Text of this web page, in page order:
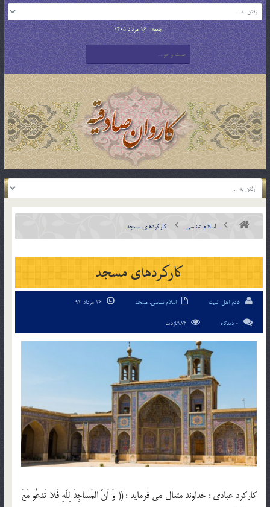
جمعه , 16 مرداد 1405
اسلام شناسی کارکردهای مسجد
کارکردهای مسجد
خادم اهل البیت اسلام شناسی, مسجد
0 دیدگاه
کارکرد عبادی : خداوند متعال می فرماید : (( وَ اَنَّ المَساجِدَ لِلّهِ فَلا تَدعُو مَعَ